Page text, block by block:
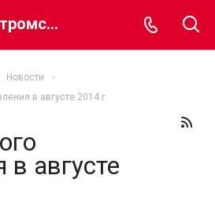
Работы Костромского управления в августе 2014 г.
Новости
в августе 2014 г.
в августе